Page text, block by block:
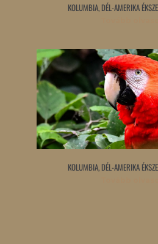
KOLUMBIA, DÉL-AMERIKA
KOLUMBIA, DÉL-AMERIKA